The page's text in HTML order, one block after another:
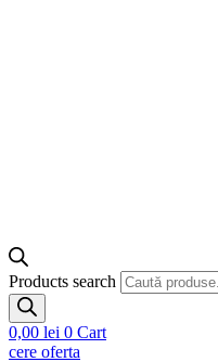
Products search
0,00 lei 0 Cart
cere oferta